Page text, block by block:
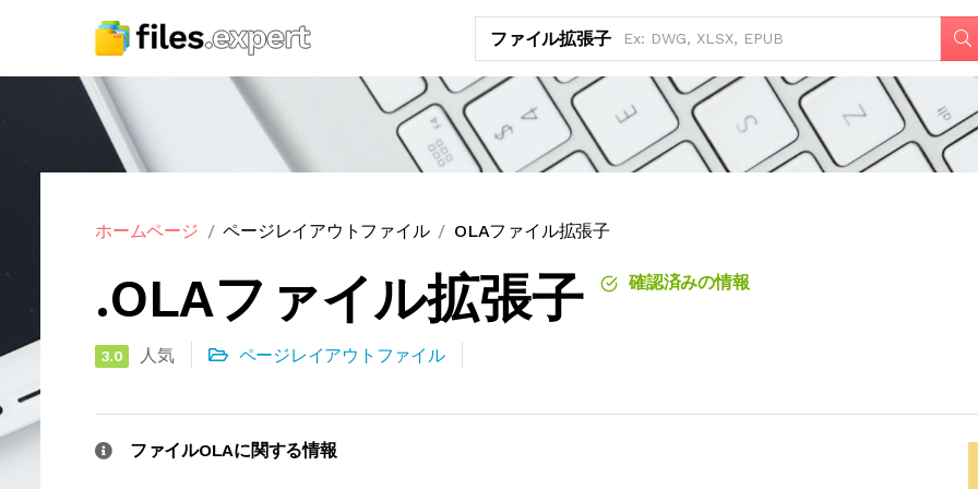
ファイル拡張子
ホームページ ページレイアウトファイル OLAファイル拡張子
.OLAファイル拡張子 確認済みの情報
3.0 人気 ページレイアウトファイル
ファイルOLAに関する情報